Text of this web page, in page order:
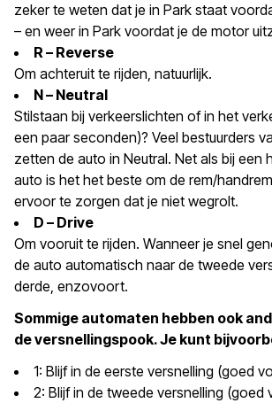
zeker te weten dat je in Park staat
– en weer in Park voordat je de motor
R – Reverse
Om achteruit te rijden, natuurlijk.
N – Neutral
Stilstaan bij verkeerslichten of in het
een paar seconden)? Veel bestuurders
zetten de auto in Neutral. Net als bij een
auto is het het beste om de rem/
ervoor te zorgen dat je niet wegrolt.
D – Drive
Om vooruit te rijden. Wanneer je snel
de auto automatisch naar de tweede
derde, enzovoort.
Sommige automaten hebben ook
de versnellingspook. Je kunt
1: Blijf in de eerste versnelling (goed
2: Blijf in de tweede versnelling (goed